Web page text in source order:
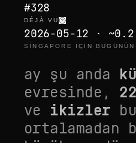
#328
DÉJÀ VU
2026-05-12 · ~0.2
SINGAPORE IÇIN
ay şu anda
evresinde,
ve ikizler
ortalamadan